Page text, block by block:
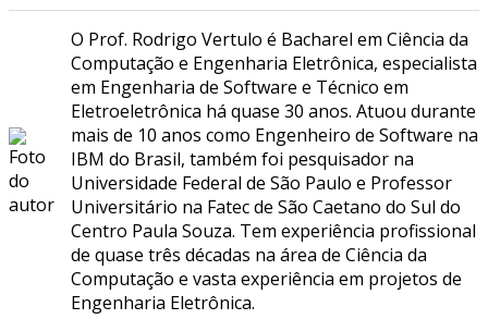
O Prof. Rodrigo Vertulo é Bacharel em Ciência da
Computação e Engenharia Eletrônica, especialista
em Engenharia de Software e Técnico em
Eletroeletrônica há quase 30 anos. Atuou durante
mais de 10 anos como Engenheiro de Software na
IBM do Brasil, também foi pesquisador na
Universidade Federal de São Paulo e Professor
Universitário na Fatec de São Caetano do Sul do
Centro Paula Souza. Tem experiência profissional
de quase três décadas na área de Ciência da
Computação e vasta experiência em projetos de
Engenharia Eletrônica.